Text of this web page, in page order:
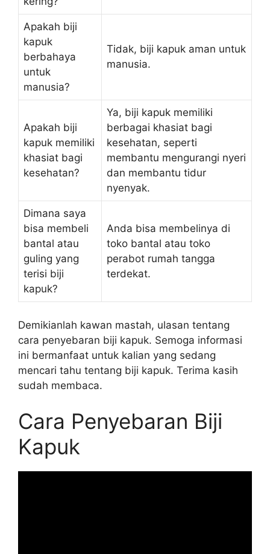
Apakah biji
kapuk
berbahaya
untuk
manusia?
Tidak, biji kapuk aman untuk
manusia.
Apakah biji
kapuk memiliki
khasiat bagi
kesehatan?
Ya, biji kapuk memiliki
berbagai khasiat bagi
kesehatan, seperti
membantu mengurangi nyeri
dan membantu tidur
nyenyak.
Dimana saya
bisa membeli
bantal atau
guling yang
terisi biji
kapuk?
Anda bisa membelinya di
toko bantal atau toko
perabot rumah tangga
terdekat.
Demikianlah kawan mastah, ulasan tentang
cara penyebaran biji kapuk. Semoga informasi
ini bermanfaat untuk kalian yang sedang
mencari tahu tentang biji kapuk. Terima kasih
sudah membaca.
Cara Penyebaran Biji
Kapuk